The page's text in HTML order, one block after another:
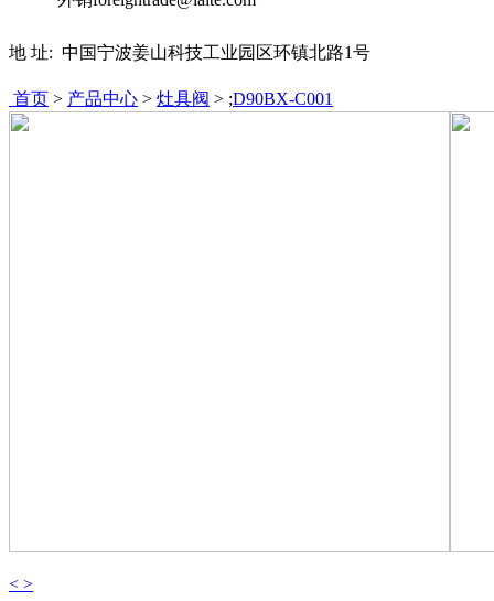
地 址: 中国宁波姜山科技工业园区环镇北路1号
首页 > 产品中心 > 灶具阀 > ;D90BX-C001
< >